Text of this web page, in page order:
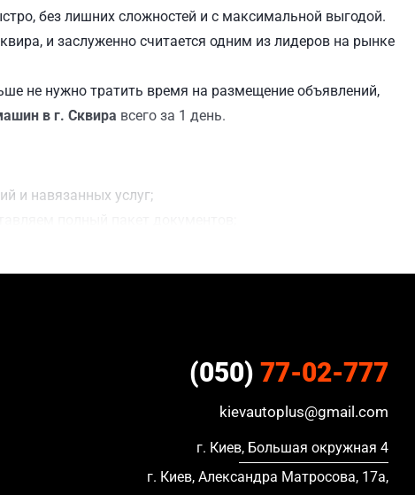
без лишних сложностей и с максимальной выгодой.
и заслуженно считается одним из лидеров на рынке
не нужно тратить время на размещение объявлений,
в г. Сквира всего за 1 день.
и навязанных услуг;
(050) 77-02-777
kievautoplus@gmail.com
г. Киев, Большая окружная 4
г. Киев, Александра Матросова, 17а,